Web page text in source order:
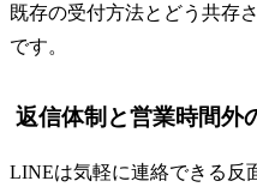
既存の受付方法とどう共存
です。
返信体制と営業時間外
LINEは気軽に連絡できる反